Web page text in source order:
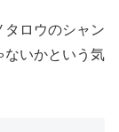
タロウのシャン
ないかという気